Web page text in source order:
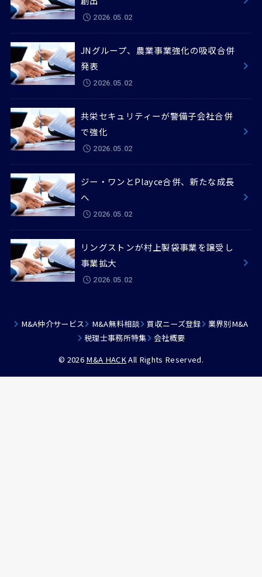
2026.05.02
JNグループ、農業事業強化の吸収合併
発表
2026.05.02
共栄セキュリティーが警備子会社合併
で強化
2026.05.02
ジー・ワンとPlayce合併、新たな成長
へ
2026.05.02
リングストンが村上製袋事業を譲受し
事業拡大
2026.05.02
M&A仲介サービス M&A無料相談 買収ニーズ登録
業界別M&A
税理士事務所特集
会社概要
© 2026 M&A HACKAll Rights Reserved.